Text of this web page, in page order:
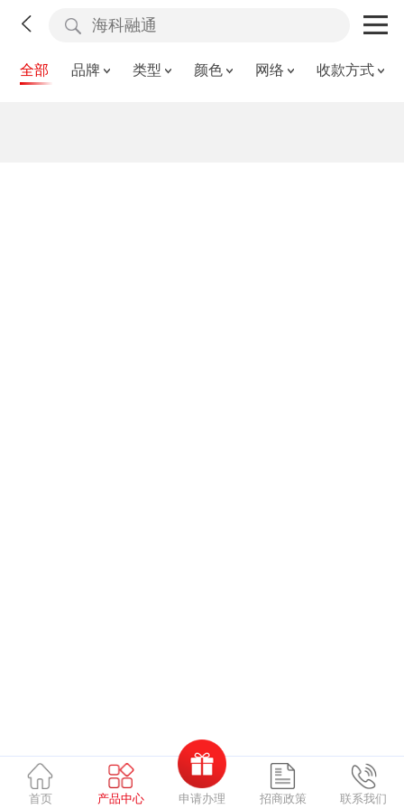
全部 品牌 类型 颜色 网络 收款方式
首页 产品中心 申请办理 招商政策 联系我们